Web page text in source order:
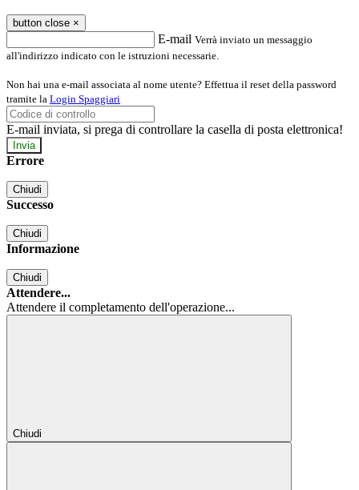
button close ×
E-mail Verrà inviato un messaggio
all'indirizzo indicato con le istruzioni necessarie.
Non hai una e-mail associata al nome utente? Effettua il reset della password
tramite la Login Spaggiari
E-mail inviata, si prega di controllare la casella di posta elettronica!
Errore
Chiudi
Successo
Chiudi
Informazione
Chiudi
Attendere...
Attendere il completamento dell'operazione...
Chiudi